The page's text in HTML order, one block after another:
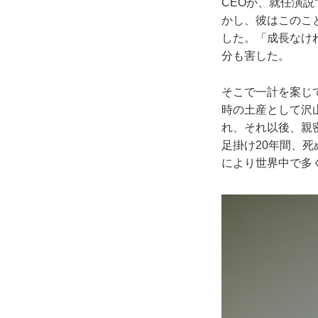
CEOが、就任演
かし、彼はこのこ
した。「成長な
分も害した。
そこで一計を案じ
時の土産として沢
れ、それ以後、親
足掛け20年間、
により世界中で多